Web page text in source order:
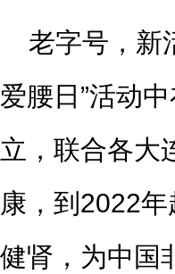
老字号，新
爱腰日”活动
立，联合各大
康，到2022
健肾，为中国